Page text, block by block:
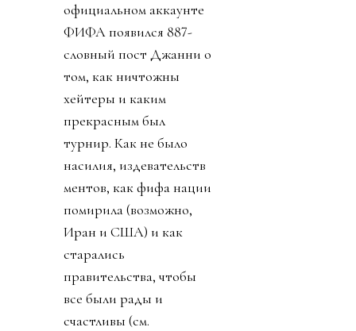
официальном аккаунте
ФИФА появился 887-
словный пост Джанни о
том, как ничтожны
хейтеры и каким
прекрасным был
турнир. Как не было
насилия, издевательств
ментов, как фифа нации
помирила (возможно,
Иран и США) и как
старались
правительства, чтобы
все были рады и
счастливы (см.